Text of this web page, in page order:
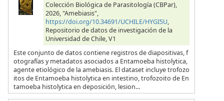
Colección Biológica de Parasitología (CBPar),
2026, "Amebiasis",
https://doi.org/10.34691/UCHILE/HYGI5U,
Repositorio de datos de investigación de la
Universidad de Chile, V1
Este conjunto de datos contiene registros de diapositivas, f
otografías y metadatos asociados a Entamoeba histolytica,
agente etiológico de la amebiasis. El dataset incluye trofozo
itos de Entamoeba histolytica en intestino, trofozoito de En
tamoeba histolytica en deposición, lesion...